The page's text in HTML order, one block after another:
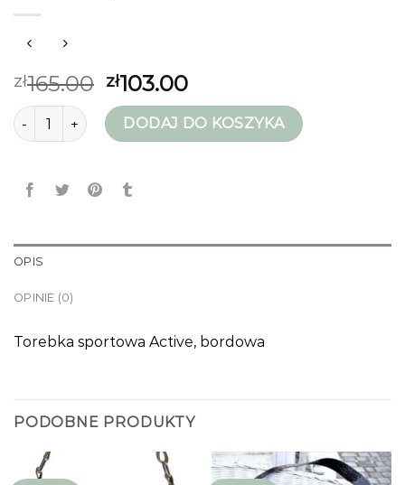
zł165.00 zł103.00
ilość torebka sportowa damska
DODAJ DO KOSZYKA
OPIS
OPINIE (0)
Torebka sportowa Active, bordowa
PODOBNE PRODUKTY